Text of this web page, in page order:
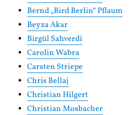
Bernd „Bird Berlin“ Pflaum
Beyza Akar
Birgül Sahverdi
Carolin Wabra
Carsten Striepe
Chris Bellaj
Christian Hilgert
Christian Mosbacher